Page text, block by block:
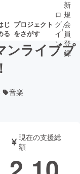
じ
る
プロジェクト
をさがす
が近いプ
ト
音楽
ゲーム・サ
ロ
グ
イ
ン
/
新
規
会
員
登
録
ライブプ
音楽
現在の支援総
額